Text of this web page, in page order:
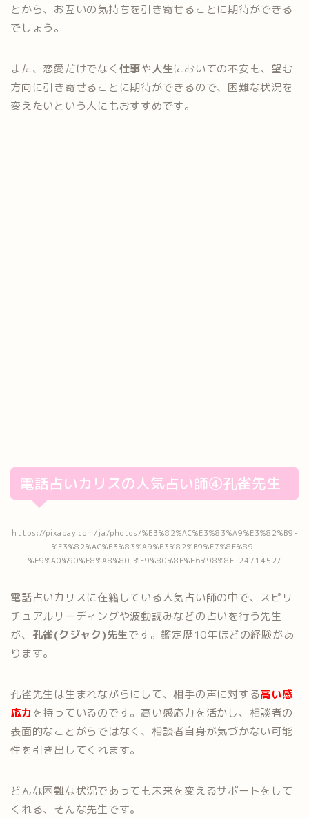
とから、お互いの気持ちを引き寄せることに期待ができる
でしょう。
また、恋愛だけでなく 仕事や人生においての不安も、望む
方向に引き寄せることに期待ができるので、困難な状況を
変えたいという人にもおすすめです。
電話占いカリスの人気占い師④孔雀先生
https://pixabay.com/ja/photos/%E3%82%AC%E3%83%A9%E3%82%B9-
%E3%82%AC%E3%83%A9%E3%82%B9%E7%8E%89-
%E9%A0%90%E8%A8%80-%E9%80%8F%E6%98%8E-2471452/
電話占いカリスに在籍している人気占い師の中で、スピリ
チュアルリーディングや波動読みなどの占いを行う先生
が、 孔雀(クジャク)先生です。鑑定歴10年ほどの経験があ
ります。
孔雀先生は生まれながらにして、相手の声に対する高い感
応力 を持っているのです。高い感応力を活かし、相談者の
表面的なことがらではなく、相談者自身が気づかない可能
性を引き出してくれます。
どんな困難な状況であっても未来を変えるサポートをして
くれる、そんな先生です。